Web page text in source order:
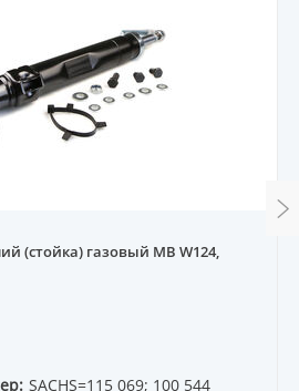
(стойка) газовый MB W124,
SACHS=115 069; 100 544